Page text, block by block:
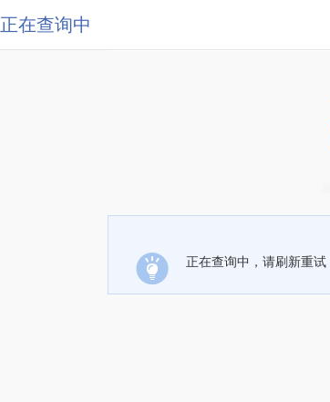
正在查询中
正在查询中，请刷新重试